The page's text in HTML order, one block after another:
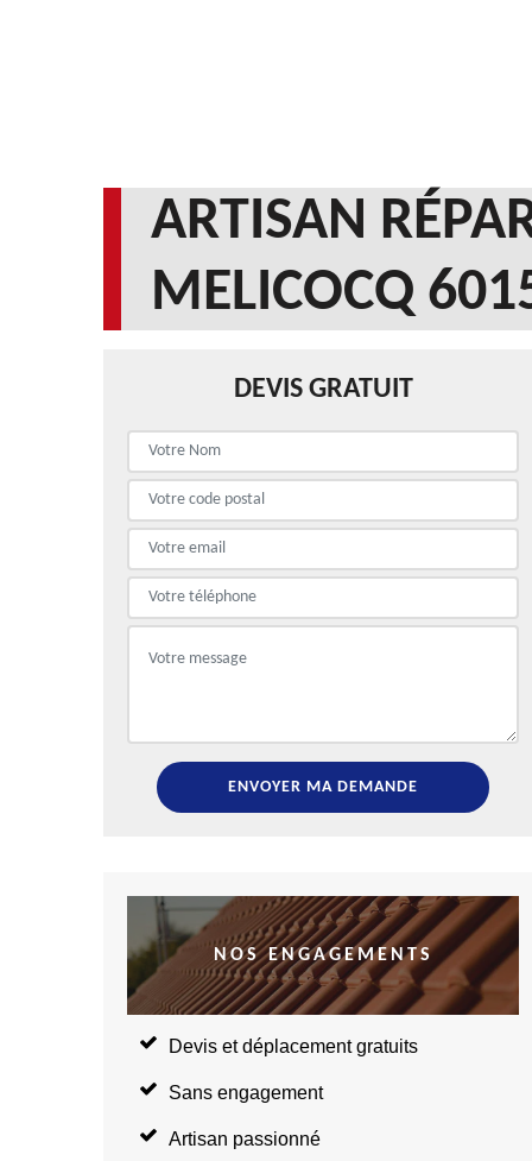
ARTISAN
MELICOCQ
DEVIS GRATUIT
NOS ENGAGEMENTS
Devis et déplacement gratuits
Sans engagement
Artisan passionné